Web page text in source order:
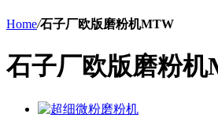
Home/石子厂欧版磨粉机MTW
石子厂欧版磨粉